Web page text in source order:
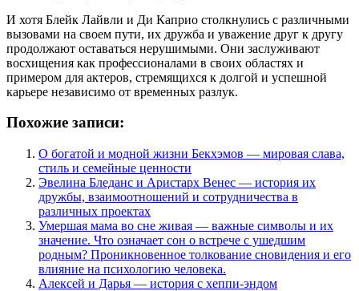
И хотя Блейк Лайвли и Ди Каприо столкнулись с различными
вызовами на своем пути, их дружба и уважение друг к другу
продолжают оставаться нерушимыми. Они заслуживают
восхищения как профессионалами в своих областях и
примером для актеров, стремящихся к долгой и успешной
карьере независимо от временных разлук.
Похожие записи:
О богатой и модной жизни Бекхэмов — мировая слава,
стиль и семейные ценности
Эвелина Бледанс и Аристарх Венес — история их
дружбы, взаимоотношений и сотрудничества в
различных проектах
Умершая мама во сне живая — важные символы и их
значение. Что означает сон о встрече с ушедшим
родным? Проникновенное толкование сновидения и его
влияние на психологию человека.
Алексей и Дарья — история с хеппи-эндом